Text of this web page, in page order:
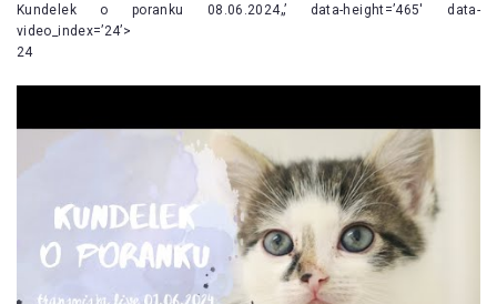
Kundelek o poranku 08.06.2024„’ data-height=’465′ data-
video_index=’24’>
24